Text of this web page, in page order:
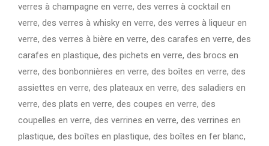
verres à champagne en verre, des verres à cocktail en
verre, des verres à whisky en verre, des verres à liqueur en
verre, des verres à bière en verre, des carafes en verre, des
carafes en plastique, des pichets en verre, des brocs en
verre, des bonbonnières en verre, des boîtes en verre, des
assiettes en verre, des plateaux en verre, des saladiers en
verre, des plats en verre, des coupes en verre, des
coupelles en verre, des verrines en verre, des verrines en
plastique, des boîtes en plastique, des boîtes en fer blanc,